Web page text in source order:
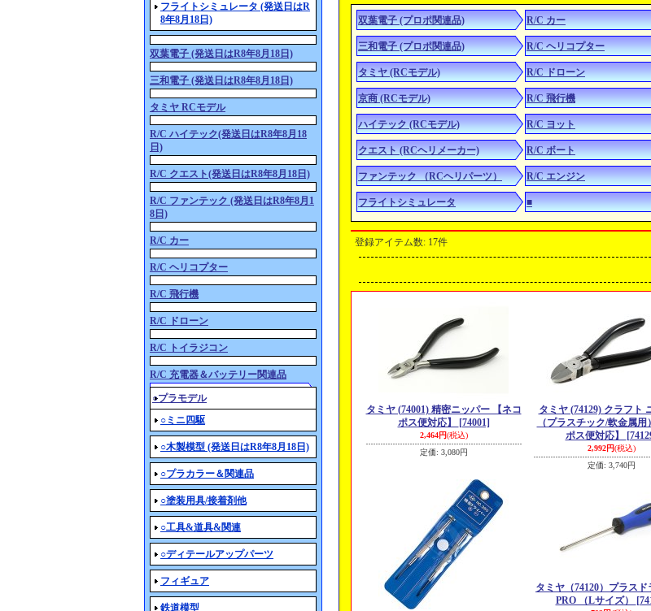
フライトシミュレータ (発送日はR
8年8月18日)
双葉電子 (発送日はR8年8月18日)
三和電子 (発送日はR8年8月18日)
タミヤ RCモデル
R/C ハイテック(発送日はR8年8月18
日)
R/C クエスト(発送日はR8年8月18日)
R/C ファンテック (発送日はR8年8月1
8日)
R/C カー
R/C ヘリコプター
R/C 飛行機
R/C ドローン
R/C トイラジコン
R/C 充電器＆バッテリー関連品
○プラモデル
○ミニ四駆
○木製模型 (発送日はR8年8月18日)
○プラカラー＆関連品
○塗装用具/接着剤他
○工具&道具&関連
○ディテールアップパーツ
フィギュア
鉄道模型
双葉電子 (プロポ関連品) R/C カー
三和電子 (プロポ関連品) R/C ヘリコプター
タミヤ (RCモデル) R/C ドローン
京商 (RCモデル) R/C 飛行機
ハイテック (RCモデル) R/C ヨット
クエスト (RCヘリメーカー) R/C ボート
ファンテック （RCヘリパーツ） R/C エンジン
フライトシミュレータ ■
登録アイテム数: 17件
タミヤ (74001) 精密ニッパー 【ネコ
ポス便対応】
[74001]
2,464円(税込)
定価: 3,080円
タミヤ (74129) クラフト
（プラスチック/軟金属用
ポス便対応】
2,992円(税込)
定価: 3,740円
タミヤ（74120）プラス
PRO （Lサイズ）